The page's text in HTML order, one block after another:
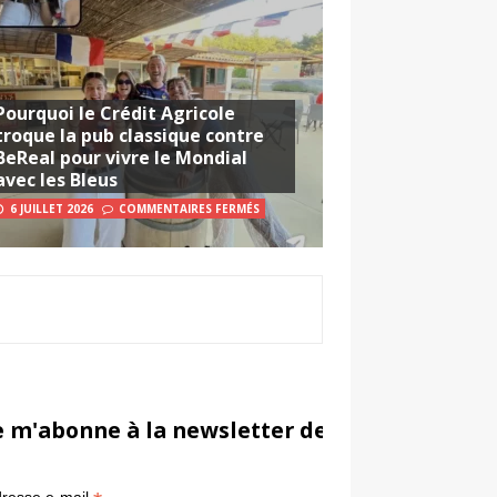
le Crédit Agricole
la pub classique contre
pour vivre le Mondial
les Bleus
6 JUILLET 2026 COMMENTAIRES FERMÉS
m'abonne à la newsletter de